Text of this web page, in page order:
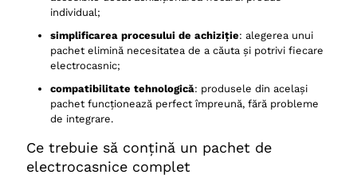
individual;
simplificarea procesului de achiziție: alegerea unui
pachet elimină necesitatea de a căuta și potrivi fiecare
electrocasnic;
compatibilitate tehnologică: produsele din același
pachet funcționează perfect împreună, fără probleme
de integrare.
Ce trebuie să conțină un pachet de
electrocasnice complet